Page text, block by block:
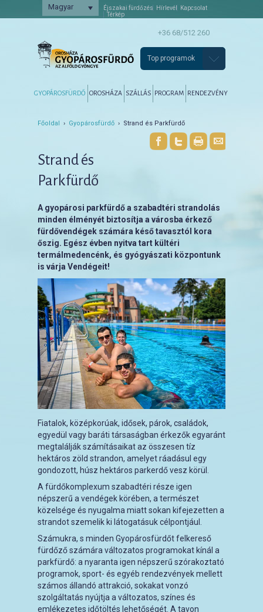
Magyar Éjszakai fürdőzés Hírlevél
Kapcsolat
Térkép
+36 68/512 260
Top programok
Tovább az elsődleges tartalomra
Tovább a másodlagos tartalomra
GYOPÁROSFÜRDŐ OROSHÁZA SZÁLLÁS PROGRAM RENDEZVÉNY
Főoldal › Gyopárosfürdő › Strand és Parkfürdő
Strand és
Parkfürdő
A gyopárosi parkfürdő a szabadtéri strandolás
minden élményét biztosítja a városba érkező
fürdővendégek számára késő tavasztól kora
őszig. Egész évben nyitva tart kültéri
termálmedencénk, és gyógyászati központunk
is várja Vendégeit!
Fiatalok, középkorúak, idősek, párok, családok,
egyedül vagy baráti társaságban érkezők egyaránt
megtalálják számításaikat az összesen tíz
hektáros zöld strandon, amelyet ráadásul egy
gondozott, húsz hektáros parkerdő vesz körül.
A fürdőkomplexum szabadtéri része igen
népszerű a vendégek körében, a természet
közelsége és nyugalma miatt sokan kifejezetten a
strandot szemelik ki látogatásuk célpontjául.
Számukra, s minden Gyopárosfürdőt felkereső
fürdőző számára változatos programokat kínál a
parkfürdő: a nyaranta igen népszerű szórakoztató
programok, sport- és egyéb rendezvények mellett
számos állandó attrakció, sokakat vonzó
szolgáltatás nyújtja a változatos, színes és
emlékezetes időtöltés lehetőségét. A tavon